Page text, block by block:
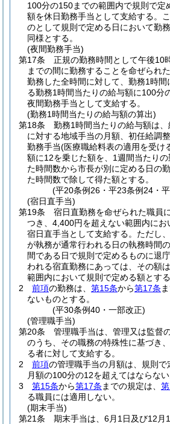
100分の150までの範囲内で規則で定
額を休日勤務手当として支給する。
のとして規則で定める日において勤
同様とする。
(夜間勤務手当)
第17条
正規の勤務時間として午後10
までの間に勤務することを命ぜられ
勤務した全時間に対して、勤務1時間
る勤務1時間当たりの給与額に100分
夜間勤務手当として支給する。
(勤務1時間当たりの給与額の算出)
第18条
勤務1時間当たりの給与額は
に対する地域手当の月額、初任給調
勤務手当(医療職給料表の適用を受け
額に12を乗じた額を、1週間当たり
た時間数から市長が別に定める日の
た時間数で除して得た額とする。
(平20条例26・平23条例24・
(宿日直手当)
第19条
宿日直勤務を命ぜられた職員
つき、4,400円を超えない範囲内にお
宿日直手当として支給する。 ただし
が執務が通常行われる日の執務時間
間である日で規則で定めるものに退
われる宿直勤務にあっては、その額
範囲内において規則で定める額とする
2
前項の勤務は、 第15条から第17条
ないものとする。
(平30条例40・一部改正)
(管理職手当)
第20条
管理職手当は、管理又は監督
のうち、その職務の特殊性に基づき
る者に対して支給する。
2
前項の管理職手当の月額は、規則で
月額の100分の12を超えてはならない
3
第15条から第17条 までの規定は、
る職員には適用しない。
(期末手当)
第21条
期末手当は、6月1日及び12月